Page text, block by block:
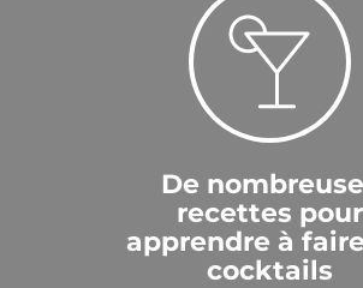
De
recettes pour
apprendre à
cocktails